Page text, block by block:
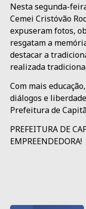
Nesta segunda-
Cemei Cristóvão
expuseram fotos,
resgatam a
destacar a
realizada
Com mais
diálogos e
Prefeitura de
PREFEITURA DE
EMPREENDEDORA!